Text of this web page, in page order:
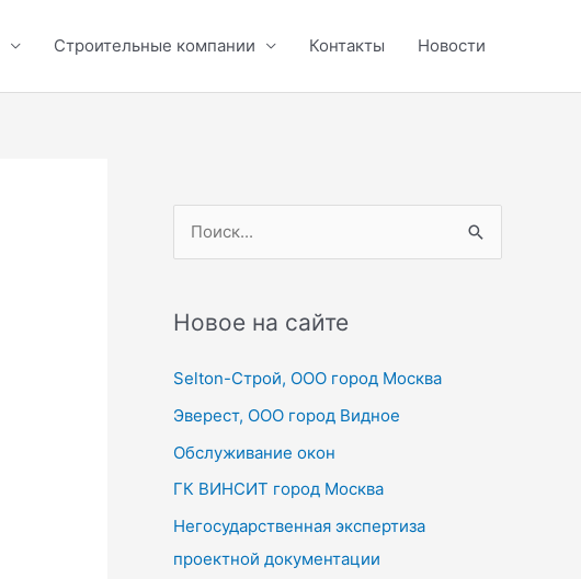
Строительные компании Контакты Новости
с
:
Новое на сайте
Selton-Строй, OOO город Москва
Эверест, ООО город Видное
Обслуживание окон
ГК ВИНСИТ город Москва
Негосударственная экспертиза
проектной документации